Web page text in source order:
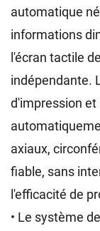
automatique
informations
l'écran tactile
indépendante.
d'impression
axiaux,
fiable, sans
l'efficacité de
• Le système